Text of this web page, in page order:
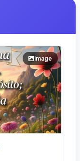
image